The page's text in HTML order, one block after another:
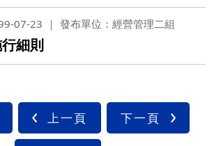
07-23 發布單位：經營管理二組
細則
上一頁 下一頁